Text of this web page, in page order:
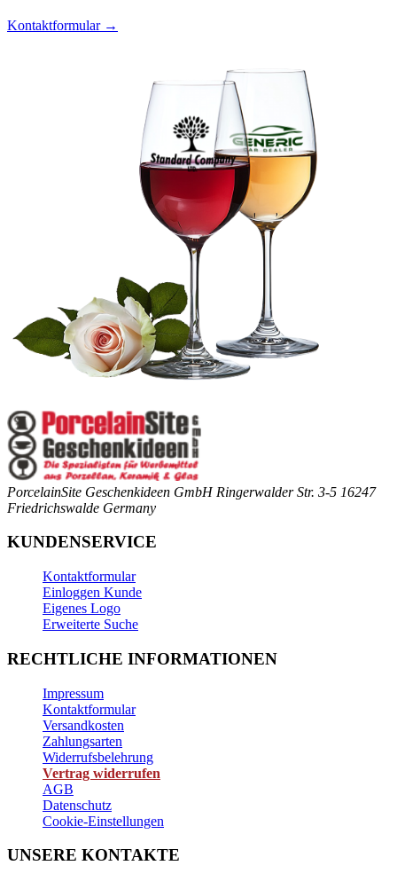
Kontaktformular →
PorcelainSite Geschenkideen GmbH Ringerwalder Str. 3-5 16247
Friedrichswalde Germany
KUNDENSERVICE
Kontaktformular
Einloggen Kunde
Eigenes Logo
Erweiterte Suche
RECHTLICHE INFORMATIONEN
Impressum
Kontaktformular
Versandkosten
Zahlungsarten
Widerrufsbelehrung
Vertrag widerrufen
AGB
Datenschutz
Cookie-Einstellungen
UNSERE KONTAKTE